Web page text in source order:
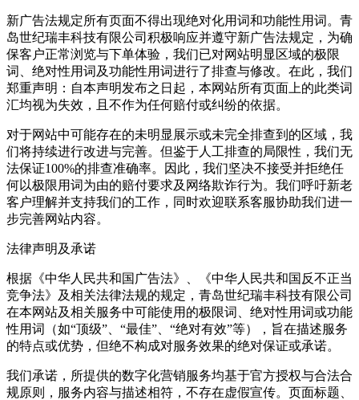
新广告法规定所有页面不得出现绝对化用词和功能性用词。青
岛世纪瑞丰科技有限公司积极响应并遵守新广告法规定，为确
保客户正常浏览与下单体验，我们已对网站明显区域的极限
词、绝对性用词及功能性用词进行了排查与修改。在此，我们
郑重声明：自本声明发布之日起，本网站所有页面上的此类词
汇均视为失效，且不作为任何赔付或纠纷的依据。
对于网站中可能存在的未明显展示或未完全排查到的区域，我
们将持续进行改进与完善。但鉴于人工排查的局限性，我们无
法保证100%的排查准确率。因此，我们坚决不接受并拒绝任
何以极限用词为由的赔付要求及网络欺诈行为。我们呼吁新老
客户理解并支持我们的工作，同时欢迎联系客服协助我们进一
步完善网站内容。
法律声明及承诺
根据《中华人民共和国广告法》、《中华人民共和国反不正当
竞争法》及相关法律法规的规定，青岛世纪瑞丰科技有限公司
在本网站及相关服务中可能使用的极限词、绝对性用词或功能
性用词（如“顶级”、“最佳”、“绝对有效”等），旨在描述服务
的特点或优势，但绝不构成对服务效果的绝对保证或承诺。
我们承诺，所提供的数字化营销服务均基于官方授权与合法合
规原则，服务内容与描述相符，不存在虚假宣传。页面标题、